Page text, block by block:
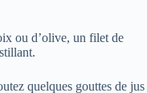
ou d’olive, un filet de
quelques gouttes de jus